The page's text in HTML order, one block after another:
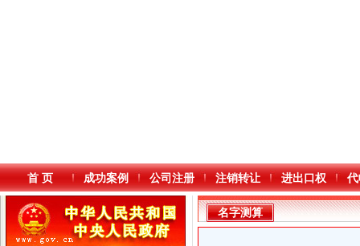
首 页 成功案例 公司注册 注销转让 进出口权
名字测算